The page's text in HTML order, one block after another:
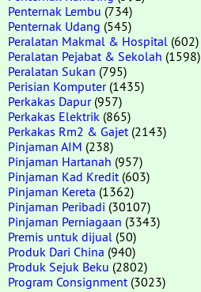
Penternak Lembu (734)
Penternak Udang (545)
Peralatan Makmal & Hospital (602)
Peralatan Pejabat & Sekolah (1598)
Peralatan Sukan (795)
Perisian Komputer(1435)
Perkakas Dapur(957)
Perkakas Elektrik (865)
Perkakas Rm2 & Gajet (2143)
Pinjaman AIM (238)
Pinjaman Hartanah (957)
Pinjaman Kad Kredit (603)
Pinjaman Kereta (1362)
Pinjaman Peribadi (30107)
Pinjaman Perniagaan (3343)
Premis untuk dijual (50)
Produk Dari China (940)
Produk Sejuk Beku (2802)
Program Consignment (3023)